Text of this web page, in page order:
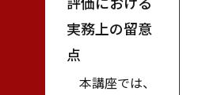
実務上の留意
点
本講座では、